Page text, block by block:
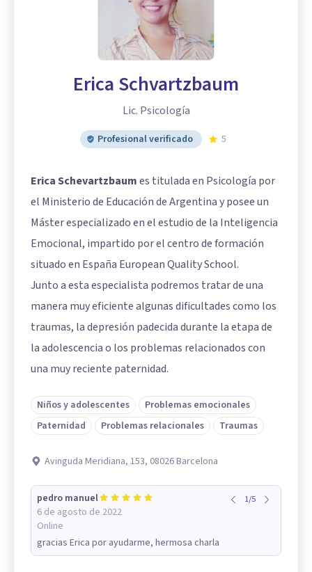
Erica Schvartzbaum
Lic. Psicología
Profesional verificado 5
Erica Schevartzbaumes titulada en Psicología por
el Ministerio de Educación de Argentina y posee un
Máster especializado en el estudio de la Inteligencia
Emocional, impartido por el centro de formación
situado en España European Quality School.
Junto a esta especialista podremos tratar de una
manera muy eficiente algunas dificultades como los
traumas, la depresión padecida durante la etapa de
la adolescencia o los problemas relacionados con
una muy reciente paternidad.
Niños y adolescentes
Problemas emocionales
Paternidad
Problemas relacionales Traumas
Avinguda Meridiana, 153, 08026 Barcelona
pedro manuel
6 de agosto de 2022
Online
1/5
gracias Erica por ayudarme, hermosa charla